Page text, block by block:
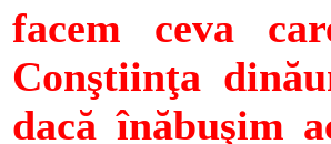
facem ceva
Conştiinţa
dacă înăbuşim